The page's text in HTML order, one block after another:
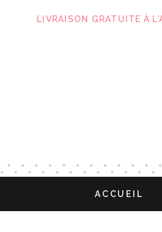
LIVRAISON GRATUITE À
ACCUEIL